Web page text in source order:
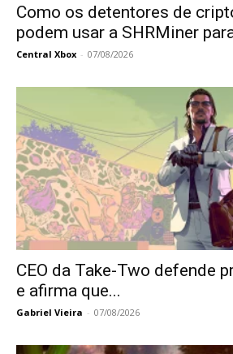
Como os detentores de
podem usar a SHRMiner
Central Xbox - 07/08/2026
CEO da Take-Two defende
e afirma que...
Gabriel Vieira - 07/08/2026